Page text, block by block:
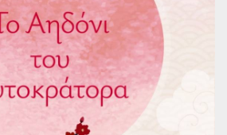
για Παιδιά
Λογοτεχνία
Θέατρο
Παγκόσμιο Θέατρο